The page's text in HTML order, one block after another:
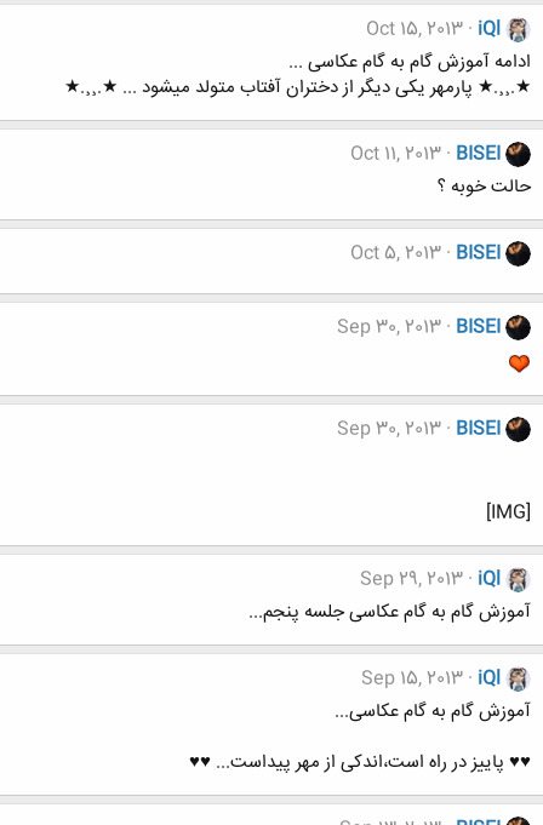
iQl
Oct 15, 2013
ادامه آموزش گام به گام عکاسی ...
★.¸¸.★ پارمهر یکی دیگر از دختران آفتاب متولد میشود ... ★.¸¸.★
BISEI
Oct 11, 2013
حالت خوبه ؟
BISEI
Oct 5, 2013
BISEI
Sep 30, 2013
BISEI
Sep 30, 2013
[IMG]
iQl
Sep 29, 2013
آموزش گام به گام عکاسی جلسه پنجم...
iQl
Sep 15, 2013
آموزش گام به گام عکاسی...
♥♥ پاییز در راه است،اندکی از مهر پیداست... ♥♥